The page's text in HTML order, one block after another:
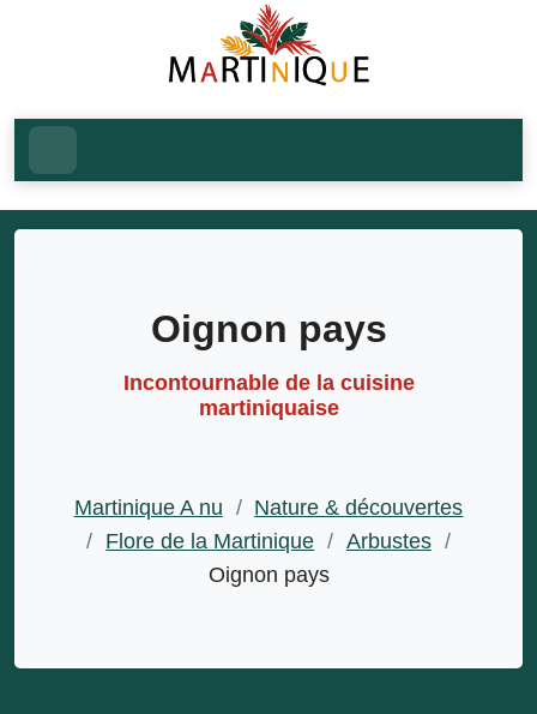
Oignon pays
Incontournable de la cuisine
martiniquaise
Martinique A nu / Nature & découvertes
/ Flore de la Martinique / Arbustes /
Oignon pays